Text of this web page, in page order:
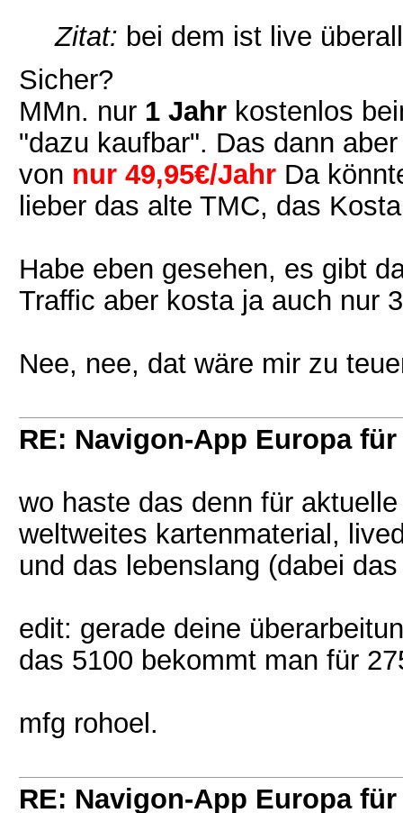
Zitat: bei dem ist live
Sicher?
MMn. nur 1 Jahr kostenlos
"dazu kaufbar". Das dann
von nur 49,95€/Jahr Da
lieber das alte TMC, das
Habe eben gesehen, es gibt
Traffic aber kosta ja auch nur
Nee, nee, dat wäre mir zu
RE: Navigon-App Europa
wo haste das denn für
weltweites kartenmaterial,
und das lebenslang (dabei
edit: gerade deine
das 5100 bekommt man für
mfg rohoel.
RE: Navigon-App Europa